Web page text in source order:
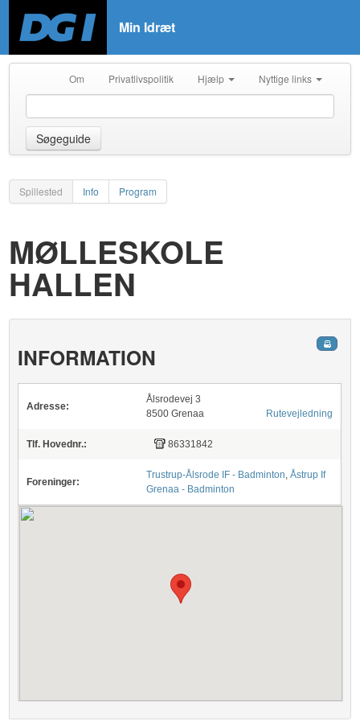
Min Idræt
Om Privatlivspolitik Hjælp Nyttige links
Søgeguide
Spillested Info Program
MØLLESKOLE
HALLEN
INFORMATION
Adresse:
Ålsrodevej 3
8500 Grenaa
Rutevejledning
Tlf. Hovednr.: 86331842
Foreninger:
Trustrup-Ålsrode IF - Badminton,Åstrup If
Grenaa - Badminton